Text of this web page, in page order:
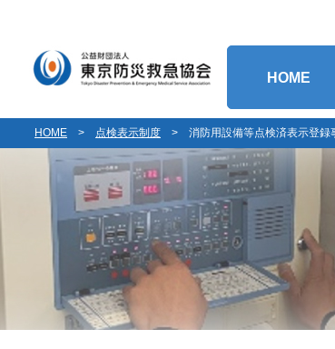
HOME
HOME > 点検表示制度 > 消防用設備等点検済表示登録